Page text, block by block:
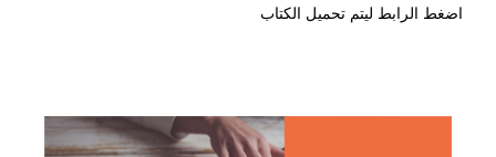
اضغط الرابط ليتم تحميل الكتاب